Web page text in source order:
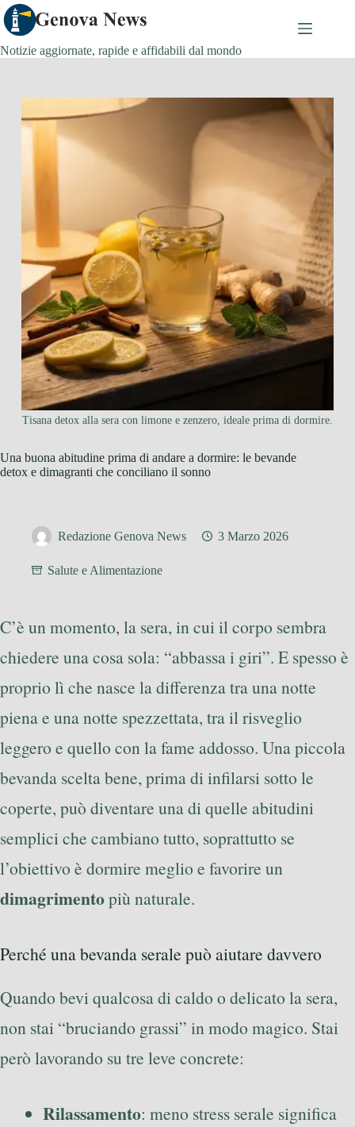
Salta
al
contenuto
Notizie aggiornate, rapide e affidabili dal mondo
Tisana detox alla sera con limone e zenzero, ideale prima di dormire.
Una buona abitudine prima di andare a dormire: le bevande
detox e dimagranti che conciliano il sonno
Redazione Genova News 3 Marzo 2026
Salute e Alimentazione
C’è un momento, la sera, in cui il corpo sembra
chiedere una cosa sola: “abbassa i giri”. E spesso è
proprio lì che nasce la differenza tra una notte
piena e una notte spezzettata, tra il risveglio
leggero e quello con la fame addosso. Una piccola
bevanda scelta bene, prima di infilarsi sotto le
coperte, può diventare una di quelle abitudini
semplici che cambiano tutto, soprattutto se
l’obiettivo è dormire meglio e favorire un
dimagrimentopiù naturale.
Perché una bevanda serale può aiutare davvero
Quando bevi qualcosa di caldo o delicato la sera,
non stai “bruciando grassi” in modo magico. Stai
però lavorando su tre leve concrete:
Rilassamento: meno stress serale significa